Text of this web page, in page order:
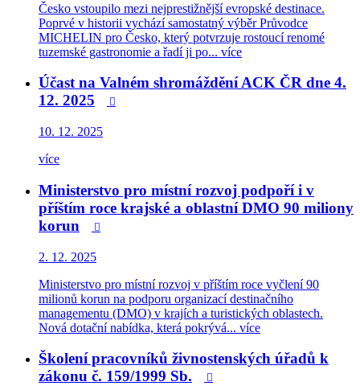
Česko vstoupilo mezi nejprestižnější evropské destinace.
Poprvé v historii vychází samostatný výběr Průvodce
MICHELIN pro Česko, který potvrzuje rostoucí renomé
tuzemské gastronomie a řadí ji po... více
Účast na Valném shromáždění ACK ČR dne 4.
12. 2025

10. 12. 2025
více
Ministerstvo pro místní rozvoj podpoří i v
příštím roce krajské a oblastní DMO 90 miliony
korun

2. 12. 2025
Ministerstvo pro místní rozvoj v příštím roce vyčlení 90
milionů korun na podporu organizací destinačního
managementu (DMO) v krajích a turistických oblastech.
Nová dotační nabídka, která pokrývá... více
Školení pracovníků živnostenských úřadů k
zákonu č. 159/1999 Sb.
